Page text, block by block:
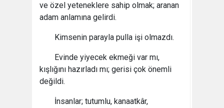
ve özel yeteneklere sahip olmak; aranan
adam anlamına gelirdi.
Kimsenin parayla pulla işi olmazdı.
Evinde yiyecek ekmeği var mı,
kışlığını hazırladı mı; gerisi çok önemli
değildi.
İnsanlar; tutumlu, kanaatkâr,